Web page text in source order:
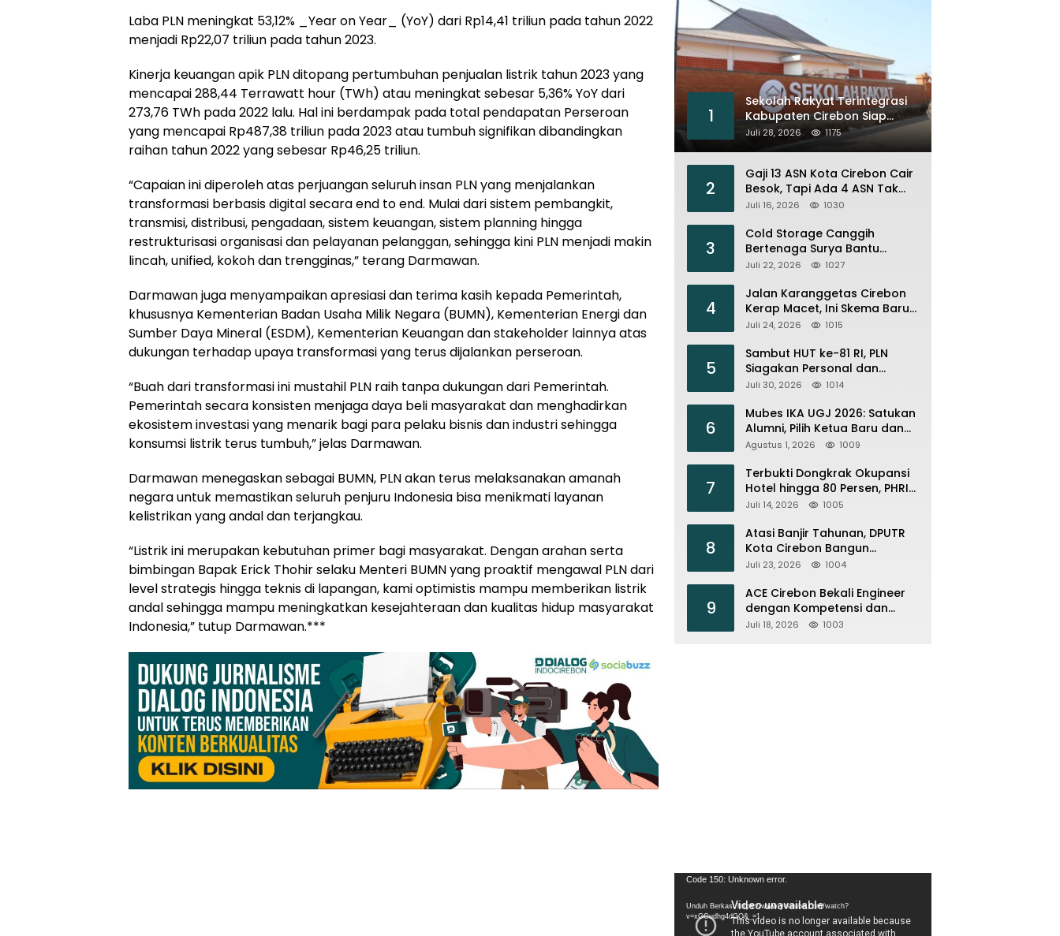
Laba PLN meningkat 53,12% _Year on Year_ (YoY) dari Rp14,41 triliun pada tahun 2022
menjadi Rp22,07 triliun pada tahun 2023.
Kinerja keuangan apik PLN ditopang pertumbuhan penjualan listrik tahun 2023 yang
mencapai 288,44 Terrawatt hour (TWh) atau meningkat sebesar 5,36% YoY dari
273,76 TWh pada 2022 lalu. Hal ini berdampak pada total pendapatan Perseroan
yang mencapai Rp487,38 triliun pada 2023 atau tumbuh signifikan dibandingkan
raihan tahun 2022 yang sebesar Rp46,25 triliun.
“Capaian ini diperoleh atas perjuangan seluruh insan PLN yang menjalankan
transformasi berbasis digital secara end to end. Mulai dari sistem pembangkit,
transmisi, distribusi, pengadaan, sistem keuangan, sistem planning hingga
restrukturisasi organisasi dan pelayanan pelanggan, sehingga kini PLN menjadi makin
lincah, unified, kokoh dan trengginas,” terang Darmawan.
Darmawan juga menyampaikan apresiasi dan terima kasih kepada Pemerintah,
khususnya Kementerian Badan Usaha Milik Negara (BUMN), Kementerian Energi dan
Sumber Daya Mineral (ESDM), Kementerian Keuangan dan stakeholder lainnya atas
dukungan terhadap upaya transformasi yang terus dijalankan perseroan.
“Buah dari transformasi ini mustahil PLN raih tanpa dukungan dari Pemerintah.
Pemerintah secara konsisten menjaga daya beli masyarakat dan menghadirkan
ekosistem investasi yang menarik bagi para pelaku bisnis dan industri sehingga
konsumsi listrik terus tumbuh,” jelas Darmawan.
Darmawan menegaskan sebagai BUMN, PLN akan terus melaksanakan amanah
negara untuk memastikan seluruh penjuru Indonesia bisa menikmati layanan
kelistrikan yang andal dan terjangkau.
“Listrik ini merupakan kebutuhan primer bagi masyarakat. Dengan arahan serta
bimbingan Bapak Erick Thohir selaku Menteri BUMN yang proaktif mengawal PLN dari
level strategis hingga teknis di lapangan, kami optimistis mampu memberikan listrik
andal sehingga mampu meningkatkan kesejahteraan dan kualitas hidup masyarakat
Indonesia,” tutup Darmawan.***
1
Sekolah Rakyat Terintegrasi
Kabupaten Cirebon Siap
Sambut Siswa Lewat Open
House dan MPLS
Juli 28, 2026 1175
2
Gaji 13 ASN Kota Cirebon Cair
Besok, Tapi Ada 4 ASN Tak
Bisa Menikmati
Juli 16, 2026 1030
3
Cold Storage Canggih
Bertenaga Surya Bantu
Nelayan Citemu Pangkas
Juli 22, 2026 1027
4
Jalan Karanggetas Cirebon
Kerap Macet, Ini Skema Baru
yang Disiapkan Dishub
Juli 24, 2026 1015
5
Sambut HUT ke-81 RI, PLN
Siagakan Personal dan
Optimalkan Keandalan
Juli 30, 2026 1014
6
Mubes IKA UGJ 2026: Satukan
Alumni, Pilih Ketua Baru dan
Perkuat Jejaring
Agustus 1, 2026 1009
7
Terbukti Dongkrak Okupansi
Hotel hingga 80 Persen, PHRI :
Perbanyak Event Olahraga di
Juli 14, 2026 1005
8
Atasi Banjir Tahunan, DPUTR
Kota Cirebon Bangun
Tanggul dan Normalisasi
Juli 23, 2026 1004
9
ACE Cirebon Bekali Engineer
dengan Kompetensi dan
Efisiensi Energi
Juli 18, 2026 1003
Pemutar
Code 150: Unknown error.
Unduh Berkas: https://www.youtube.com/watch?
v=xGCudhg4dGQ&_=1